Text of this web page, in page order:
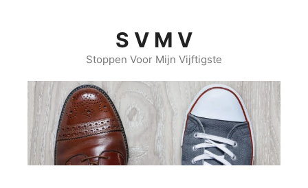
S V M V
Stoppen Voor Mijn Vijftigste